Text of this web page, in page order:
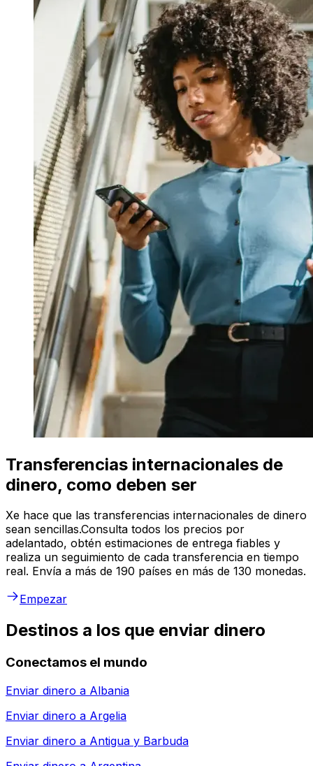
Transferencias internacionales de
dinero, como deben ser
Xe hace que las transferencias internacionales de dinero
sean sencillas.Consulta todos los precios por
adelantado, obtén estimaciones de entrega fiables y
realiza un seguimiento de cada transferencia en tiempo
real. Envía a más de 190 países en más de 130 monedas.
Empezar
Destinos a los que enviar dinero
Conectamos el mundo
Enviar dinero a Albania
Enviar dinero a Argelia
Enviar dinero a Antigua y Barbuda